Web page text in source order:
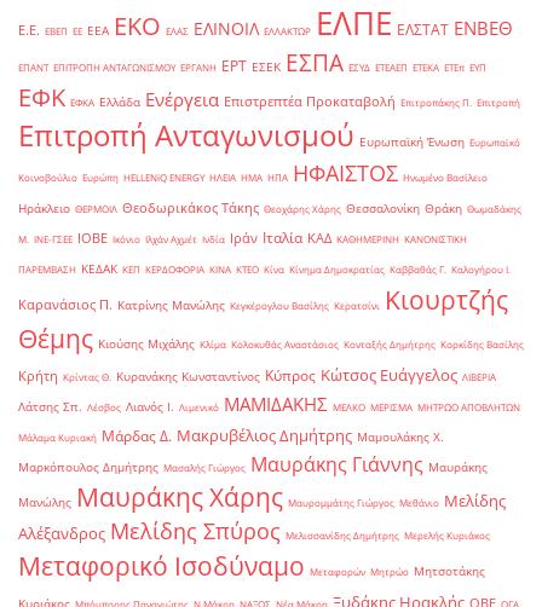
Ε.Ε. ΕΒΕΠ ΕΕ ΕΕΑ ΕΚΟ ΕΛΑΣ ΕΛΙΝΟΙΛ ΕΛΛΑΚΤΩΡ ΕΛΠΕ ΕΛΣΤΑΤ ΕΝΒΕΘ
ΕΠΑΝΤ ΕΠΙΤΡΟΠΗ ΑΝΤΑΓΩΝΙΣΜΟΥ ΕΡΓΑΝΗ ΕΡΤ ΕΣΕΚ ΕΣΠΑ ΕΣΥΔ ΕΤΕΑΕΠ ΕΤΕΚΑ ΕΤΕπ ΕΥΠ
ΕΦΚ ΕΦΚΑ Ελλάδα Ενέργεια Επιστρεπτέα Προκαταβολή Επιτροπάκης Π. Επιτροπή
Επιτροπή Ανταγωνισμού Ευρωπαϊκή Ένωση Ευρωπαϊκό
Κοινοβούλιο Ευρώπη ΗELLENiQ ENERGY ΗΛΕΙΑ ΗΜΑ ΗΠΑ ΗΦΑΙΣΤΟΣ Ηνωμένο Βασίλειο
Ηράκλειο ΘΕΡΜΟΙΛ Θεοδωρικάκος Τάκης Θεοχάρης Χάρης Θεσσαλονίκη Θράκη Θωμαδάκης
Μ. ΙΝΕ-ΓΣΕΕ ΙΟΒΕ Ικόνιο Ιλχάν Αχμέτ Ινδία Ιράν Ιταλία ΚΑΔ ΚΑΘΗΜΕΡΙΝΗ ΚΑΝΟΝΙΣΤΙΚΗ
ΠΑΡΕΜΒΑΣΗ ΚΕΔΑΚ ΚΕΠ ΚΕΡΔΟΦΟΡΙΑ ΚΙΝΑ ΚΤΕΟ Κίνα Κίνημα Δημοκρατίας Καββαθάς Γ. Καλογήρου Ι.
Καρανάσιος Π. Κατρίνης Μανώλης Κεγκέρογλου Βασίλης Κερατσίνι
Κιουρτζής
Θέμης Κιούσης Μιχάλης Κλίμα Κολοκυθάς Αναστάσιος Κονταξής Δημήτρης Κορκίδης Βασίλης
Κρήτη Κρίντας Θ. Κυρανάκης Κωνσταντίνος Κύπρος Κώτσος Ευάγγελος ΛΙΒΕΡΙΑ
Λάτσης Σπ. Λέσβος Λιανός Ι. Λιμενικό ΜΑΜΙΔΑΚΗΣ ΜΕΛΚΟ ΜΕΡΙΣΜΑ ΜΗΤΡΩΟ ΑΠΟΒΛΗΤΩΝ
Μάλαμα Κυριακή Μάρδας Δ. Μακρυβέλιος Δημήτρης Μαμουλάκης Χ.
Μαρκόπουλος Δημήτρης Μασαλής Γιώργος Μαυράκης Γιάννης Μαυράκης
Μανώλης Μαυράκης Χάρης Μαυρομμάτης Γιώργος Μεθάνιο Μελίδης
Αλέξανδρος Μελίδης Σπύρος Μελισσανίδης Δημήτρης Μερελής Κυριάκος
Μεταφορικό Ισοδύναμο Μεταφορών Μητρώο Μητσοτάκης
Μπόμπορης Παναγιώτης Ν.Μάκρη ΝΑΞΟΣ Νέα Μάκρη Ξυδάκης Ηρακλής ΟΒΕ ΟΓΑ